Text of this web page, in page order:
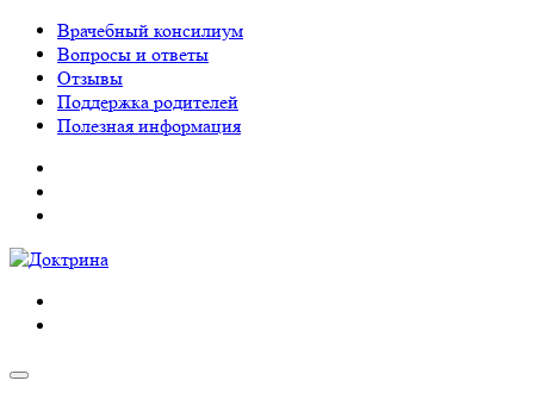
Врачебный консилиум
Вопросы и ответы
Отзывы
Поддержка родителей
Полезная информация